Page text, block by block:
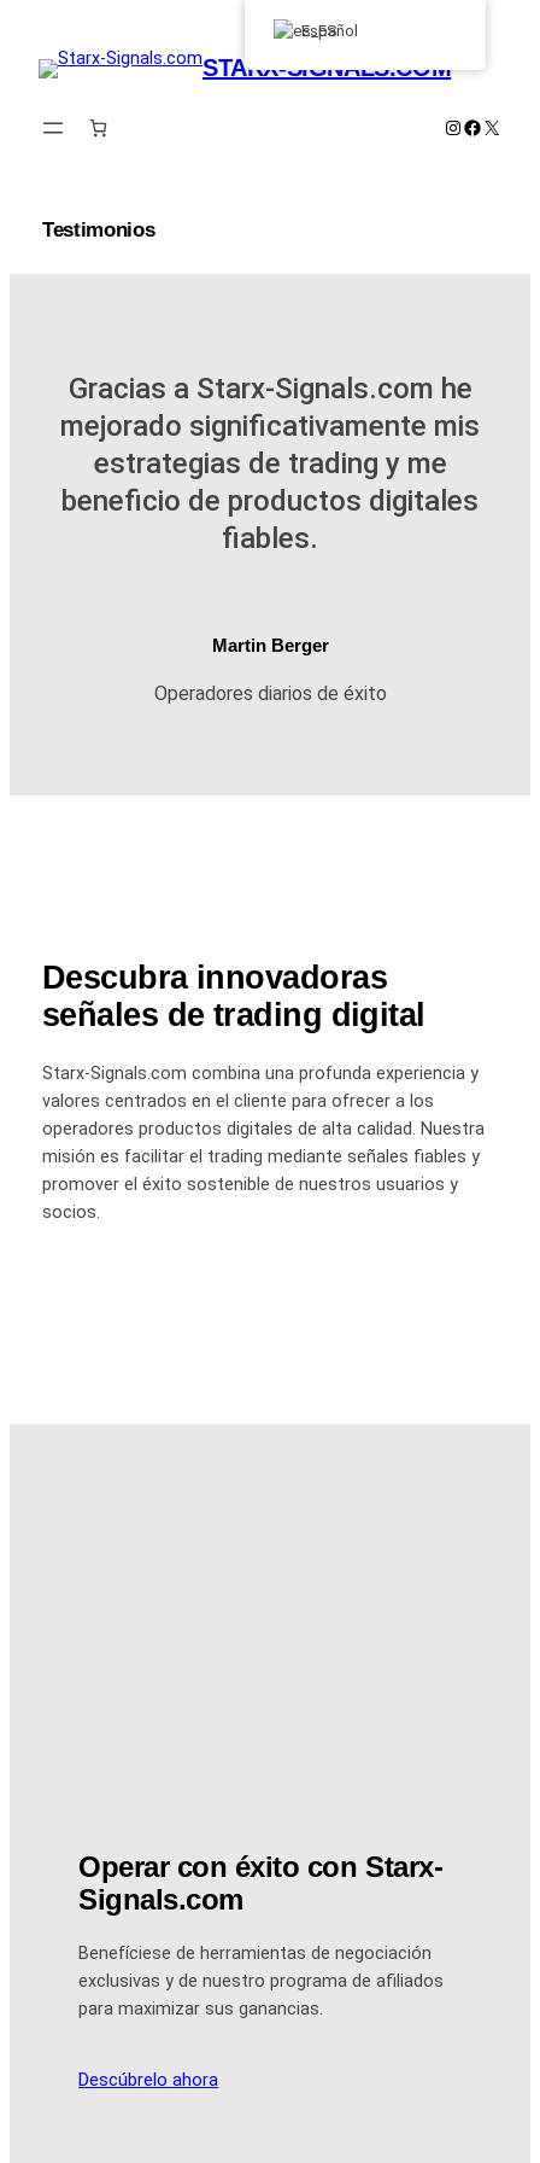
contenido
STARX-SIGNALS.COM
Instagram
X
Testimonios
Gracias a Starx-Signals.com he
mejorado significativamente mis
estrategias de trading y me
beneficio de productos digitales
fiables.
Martin Berger
Operadores diarios de éxito
Descubra innovadoras
señales de trading digital
Starx-Signals.com combina una profunda experiencia y
valores centrados en el cliente para ofrecer a los
operadores productos digitales de alta calidad. Nuestra
misión es facilitar el trading mediante señales fiables y
promover el éxito sostenible de nuestros usuarios y
socios.
Operar con éxito con Starx-
Signals.com
Benefíciese de herramientas de negociación
exclusivas y de nuestro programa de afiliados
para maximizar sus ganancias.
Descúbrelo ahora
Español